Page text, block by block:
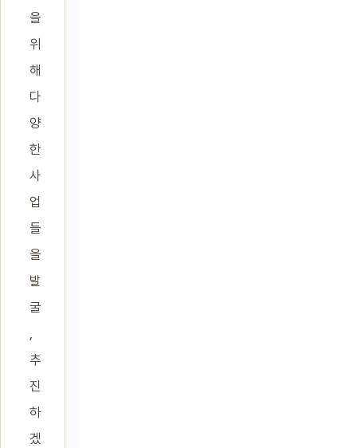
을
위
해
다
양
한
사
업
들
을
발
굴
,
추
진
하
겠